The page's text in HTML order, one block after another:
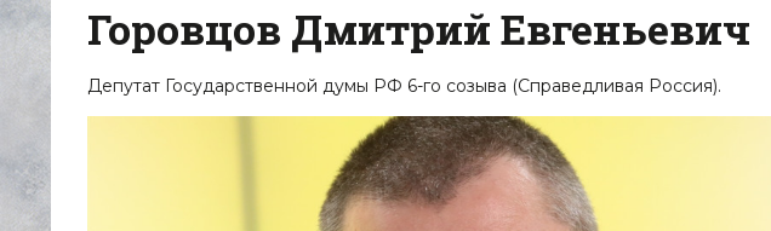
Горовцов Дмитрий Евгеньевич
Депутат Государственной думы РФ 6-го созыва (Справедливая Россия).